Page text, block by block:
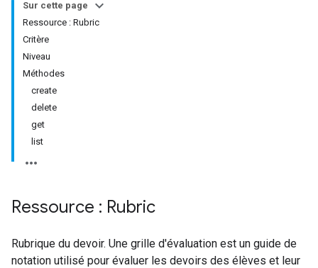
Sur cette page
Ressource : Rubric
Critère
Niveau
Méthodes
create
delete
get
list
Ressource : Rubric
Rubrique du devoir. Une grille d'évaluation est un guide de
notation utilisé pour évaluer les devoirs des élèves et leur